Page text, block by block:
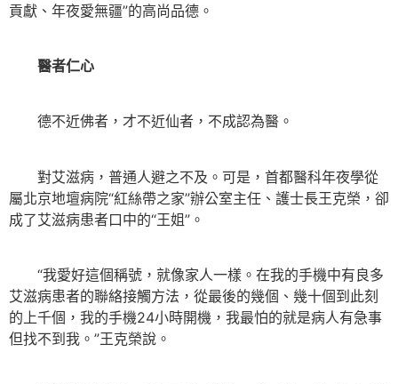
貢獻、年夜愛無疆”的高尚品德。
醫者仁心
德不近佛者，才不近仙者，不成認為醫。
對艾滋病，普通人避之不及。可是，首都醫科年夜學從
屬北京地壇病院“紅絲帶之家”辦公室主任、護士長王克榮，卻
成了艾滋病患者口中的“王姐”。
“我愛好這個稱號，就像家人一樣。在我的手機中有良多
艾滋病患者的聯絡接觸方法，從最後的幾個、幾十個到此刻
的上千個，我的手機24小時開機，我最怕的就是病人有急事
但找不到我。”王克榮說。